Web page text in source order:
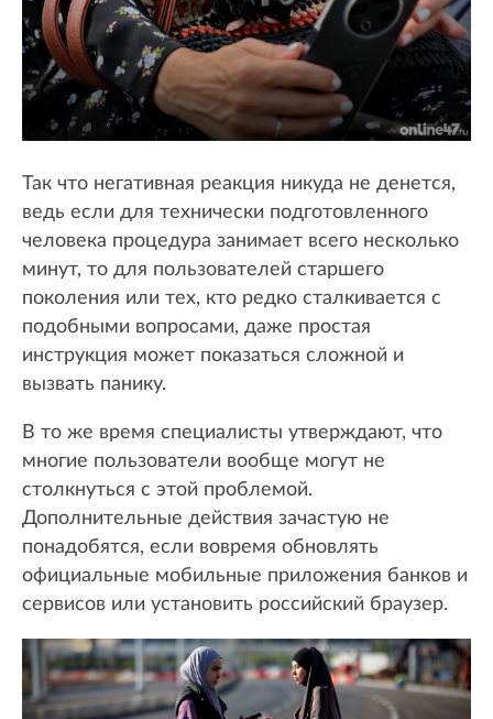
Так что негативная реакция никуда не денется,
ведь если для технически подготовленного
человека процедура занимает всего несколько
минут, то для пользователей старшего
поколения или тех, кто редко сталкивается с
подобными вопросами, даже простая
инструкция может показаться сложной и
вызвать панику.
В то же время специалисты утверждают, что
многие пользователи вообще могут не
столкнуться с этой проблемой.
Дополнительные действия зачастую не
понадобятся, если вовремя обновлять
официальные мобильные приложения банков и
сервисов или установить российский браузер.